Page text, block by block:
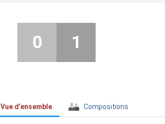
0 1
Vue d’ensemble Compositions